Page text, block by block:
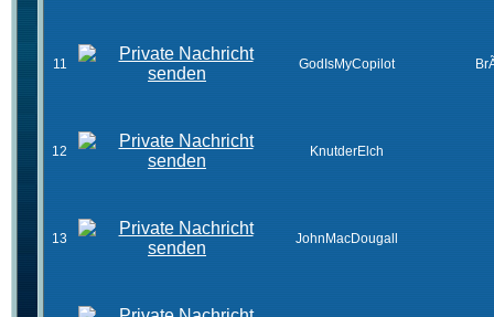
11 GodIsMyCopilot
12 KnutderElch
13 JohnMacDougall